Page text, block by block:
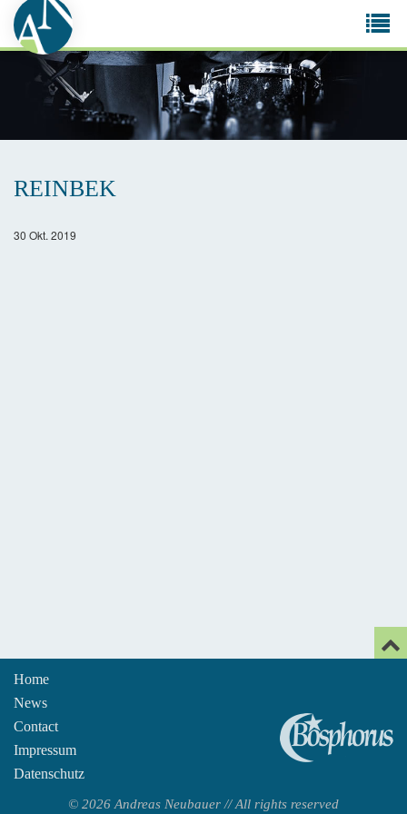
REINBEK
30 Okt. 2019
Home
News
Contact
Impressum
Datenschutz
© 2026 Andreas Neubauer // All rights reserved